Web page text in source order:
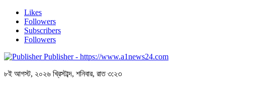
Likes
Followers
Subscribers
Followers
Publisher - https://www.a1news24.com
৮ই আগস্ট, ২০২৬ খ্রিস্টাব্দ, শনিবার, রাত ৩:২৩